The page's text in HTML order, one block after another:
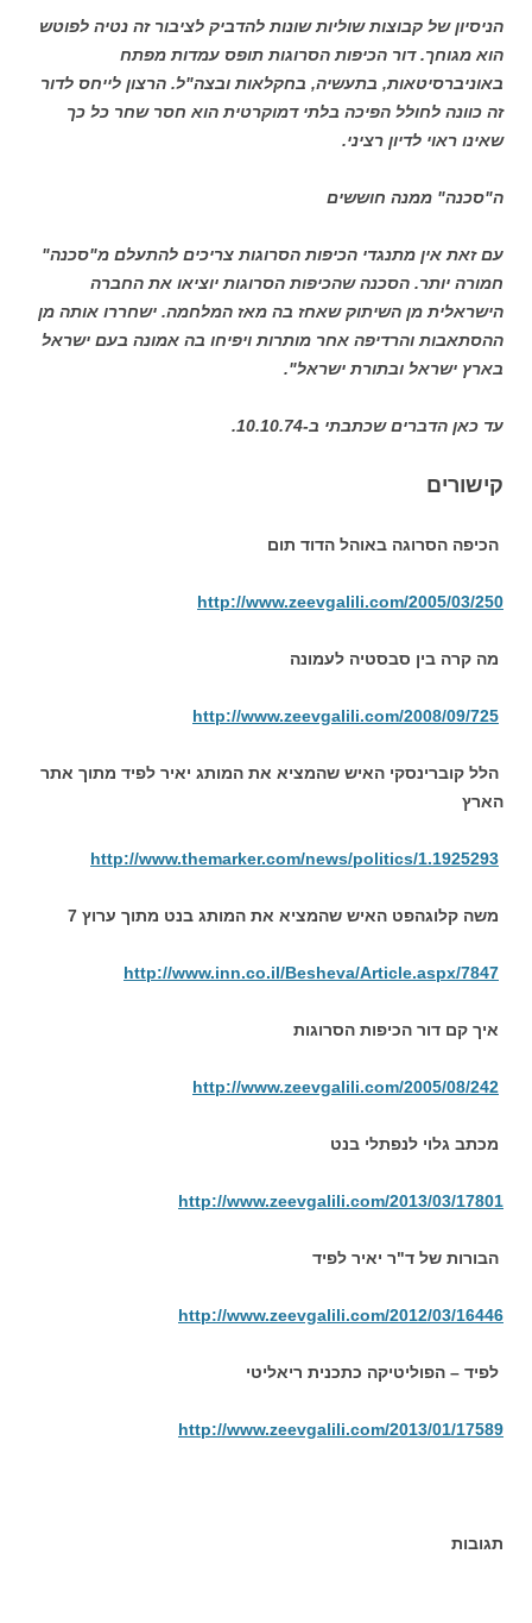
הניסיון של קבוצות שוליות שונות להדביק לציבור זה נטיה לפוטש
הוא מגוחך. דור הכיפות הסרוגות תופס עמדות מפתח
באוניברסיטאות, בתעשיה, בחקלאות ובצה"ל. הרצון לייחס לדור
זה כוונה לחולל הפיכה בלתי דמוקרטית הוא חסר שחר כל כך
שאינו ראוי לדיון רציני.
ה"סכנה" ממנה חוששים
עם זאת אין מתנגדי הכיפות הסרוגות צריכים להתעלם מ"סכנה"
חמורה יותר. הסכנה שהכיפות הסרוגות יוציאו את החברה
הישראלית מן השיתוק שאחז בה מאז המלחמה. ישחררו אותה מן
ההסתאבות והרדיפה אחר מותרות ויפיחו בה אמונה בעם ישראל
בארץ ישראל ובתורת ישראל".
עד כאן הדברים שכתבתי ב-10.10.74.
קישורים
הכיפה הסרוגה באוהל הדוד תום
http://www.zeevgalili.com/2005/03/250
מה קרה בין סבסטיה לעמונה
http://www.zeevgalili.com/2008/09/725
הלל קוברינסקי האיש שהמציא את המותג יאיר לפיד מתוך אתר
הארץ
http://www.themarker.com/news/politics/1.1925293
משה קלוגהפט האיש שהמציא את המותג בנט מתוך ערוץ 7
http://www.inn.co.il/Besheva/Article.aspx/7847
איך קם דור הכיפות הסרוגות
http://www.zeevgalili.com/2005/08/242
מכתב גלוי לנפתלי בנט
http://www.zeevgalili.com/2013/03/17801
הבורות של ד"ר יאיר לפיד
http://www.zeevgalili.com/2012/03/16446
לפיד – הפוליטיקה כתכנית ריאליטי
http://www.zeevgalili.com/2013/01/17589
תגובות